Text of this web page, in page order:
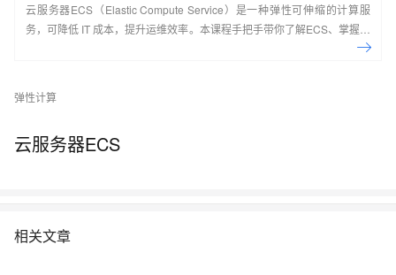
云服务器ECS（Elastic Compute Service）是一种弹性可伸缩的计算服
务，可降低 IT 成本，提升运维效率。本课程手把手带你了解ECS、掌握基
本操作、动手实操快照管理、镜像管理等。了解产品详
弹性计算
云服务器ECS
相关文章